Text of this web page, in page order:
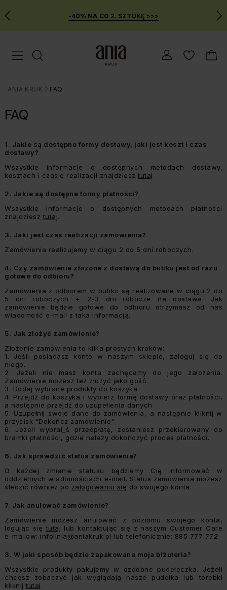
Przejdź
do
MENU
-40% NA CO 2. SZTUKĘ >>>
Menu mobilne
ANIA KRUK
>
FAQ
FAQ
1. Jakie są dostępne formy dostawy, jaki jest koszt i czas
dostawy?
Wszystkie informacje o dostępnych metodach dostawy,
kosztach i czasie realizacji znajdziesz tutaj
2. Jakie są dostępne formy płatności?
Wszystkie informacje o dostępnych metodach płatności
znajdziesz tutaj.
3. Jaki jest czas realizacji zamówienia?
Zamówienia realizujemy w ciągu 2 do 5 dni roboczych.
4. Czy zamówienie złożone z dostawą do butiku jest od razu
gotowe do odbioru?
Zamówienia z odbiorem w butiku są realizowane w ciągu 2 do
5 dni roboczych + 2-3 dni robocze na dostawe. Jak
zamówienie będzie gotowe do odbioru otrzymasz od nas
wiadomość e-mail z taka informacją.
5. Jak złożyć zamówienie?
Złożenie zamówienia to kilka prostych kroków:
1. Jeśli posiadasz konto w naszym sklepie, zaloguj się do
niego.
2. Jeżeli nie masz konta zachęcamy do jego założenia.
Zamówienie możesz też złożyć jako gość.
3. Dodaj wybrane produkty do koszyka.
4. Przejdź do koszyka i wybierz formę dostawy oraz płatności,
a następnie przejdź do uzupełienia danych
5. Uzupełnij swoje dane do zamówienia, a następnie kliknij w
przycisk "Dokończ zamówienie"
6. Jeżeli wybrał_ś przedpłatę, zostaniesz przekierowany do
bramki płatności, gdzie należy dokończyć proces płatności.
6. Jak sprawdzić status zamówienia?
O każdej zmianie statusu będziemy Cię informować w
oddzielnych wiadomościach e-mail. Status zamówienia możesz
śledzić również po zalogowaniu się do swojego konta.
7. Jak anulować zamówienie?
Zamówienie możesz anulować z poziomu swojego konta,
logując się tutaj lub kontaktując się z naszym Customer Care
e-mailow: infolinia@aniakruk.pl lub telefonicznie: 885 777 772
8. W jaki sposób będzie zapakowana moja biżuteria?
Wszystkie produkty pakujemy w ozdobne pudełeczka. Jeżeli
chcesz zobaczyć jak wyglądają nasze pudełka lub torebki
kliknij tutaj.